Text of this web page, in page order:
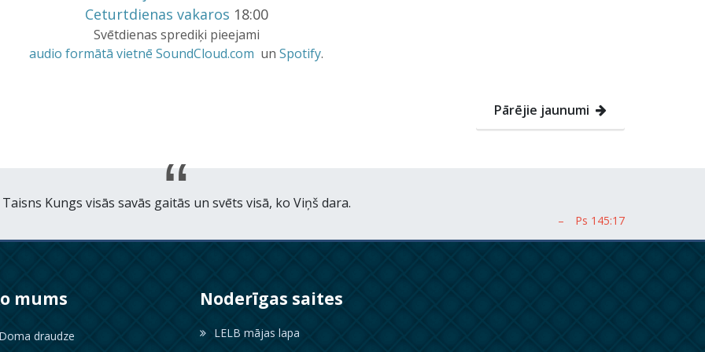
Ceturtdienas vakaros 18:00
Svētdienas sprediķi pieejami
audio formātā vietnē SoundCloud.com un Spotify.
Pārējie jaunumi
Taisns Kungs visās savās gaitās un svēts visā, ko Viņš dara.
mums
draudze
Noderīgas saites
LELB mājas lapa